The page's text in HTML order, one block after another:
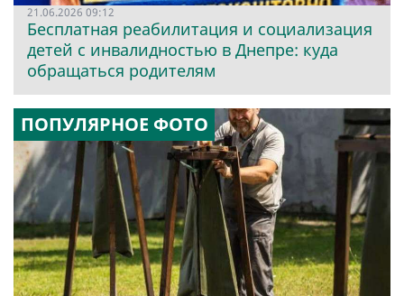
21.06.2026 09:12
Бесплатная реабилитация и социализация
детей с инвалидностью в Днепре: куда
обращаться родителям
ПОПУЛЯРНОЕ ФОТО